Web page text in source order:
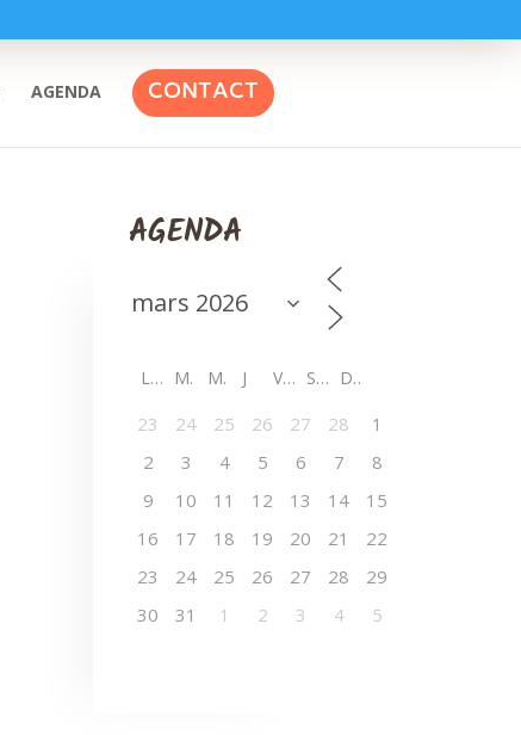
AGENDA CONTACT
AGENDA
L M M J V S D
23 24 25 26 27 28
1
2
3 4 5 6 7
8
9
10 11 12 13 14
15
16
17 18 19 20 21
22
23
24 25 26 27 28
29
30
31 1 2 3 4 5